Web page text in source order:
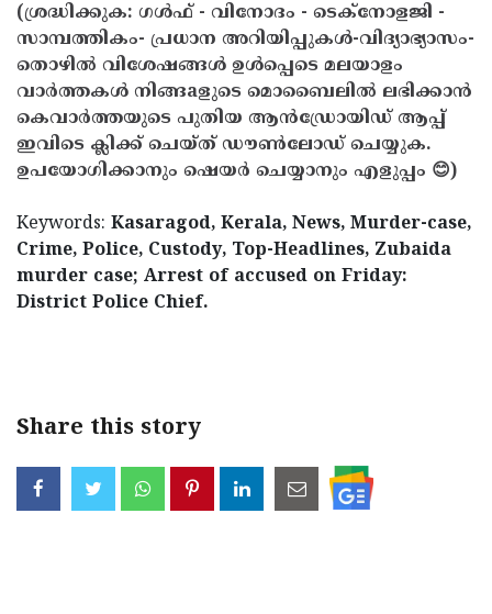
(ശ്രദ്ധിക്കുക: ഗൾഫ് - വിനോദം - ടെക്നോളജി -
സാമ്പത്തികം- പ്രധാന അറിയിപ്പുകൾ-വിദ്യാഭ്യാസം-
തൊഴിൽ വിശേഷങ്ങൾ ഉൾപ്പെടെ മലയാളം
വാർത്തകൾ നിങ്ങaളുടെ മൊബൈലിൽ ലഭിക്കാൻ
കെവാർത്തയുടെ പുതിയ ആൻഡ്രോയിഡ് ആപ്പ്
ഇവിടെ ക്ലിക്ക് ചെയ്ത് ഡൗൺലോഡ് ചെയ്യുക.
ഉപയോഗിക്കാനും ഷെയർ ചെയ്യാനും എളുപ്പം 😊)
Keywords: Kasaragod, Kerala, News, Murder-case,
Crime, Police, Custody, Top-Headlines, Zubaida
murder case; Arrest of accused on Friday:
District Police Chief.
Share this story